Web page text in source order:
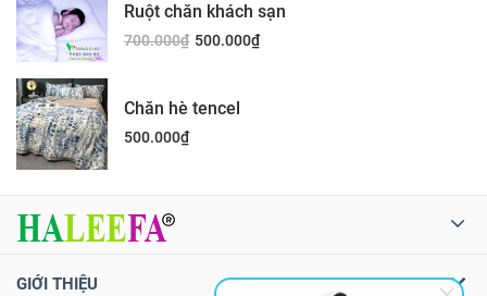
Ruột chăn khách sạn
700.000₫ 500.000₫
Chăn hè tencel
500.000₫
GIỚI THIỆU